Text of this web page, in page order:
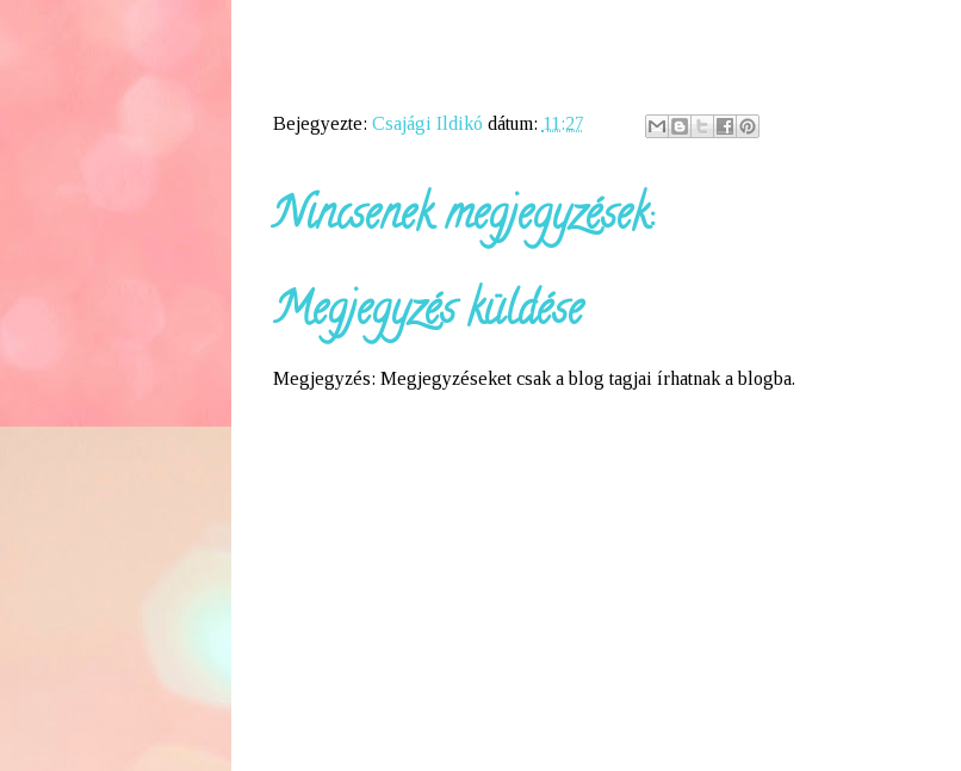
Bejegyezte: Csajági Ildikó dátum: 11:27
Nincsenek megjegyzések:
Megjegyzés küldése
Megjegyzés: Megjegyzéseket csak a blog tagjai írhatnak a blogba.